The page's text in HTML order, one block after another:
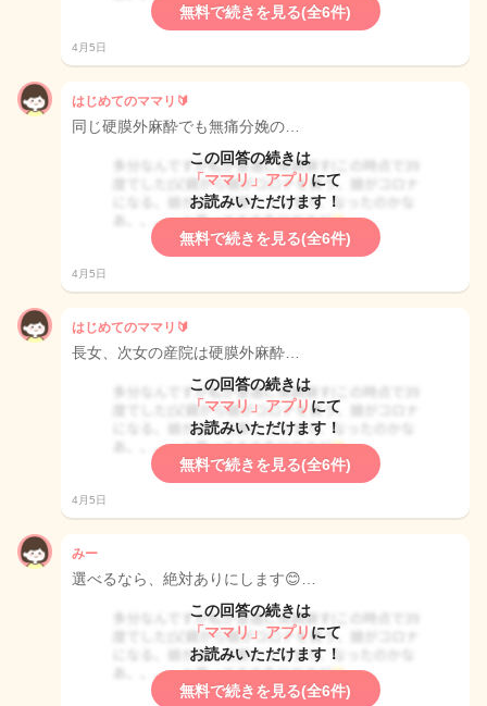
無料で続きを見る(全6件)
4月5日
はじめてのママリ🔰
同じ硬膜外麻酔でも無痛分娩の…
この回答の続きは
「ママリ」アプリ にて
お読みいただけます！
無料で続きを見る(全6件)
4月5日
はじめてのママリ🔰
長女、次女の産院は硬膜外麻酔…
この回答の続きは
「ママリ」アプリ にて
お読みいただけます！
無料で続きを見る(全6件)
4月5日
みー
選べるなら、絶対ありにします😊…
この回答の続きは
「ママリ」アプリ にて
お読みいただけます！
無料で続きを見る(全6件)